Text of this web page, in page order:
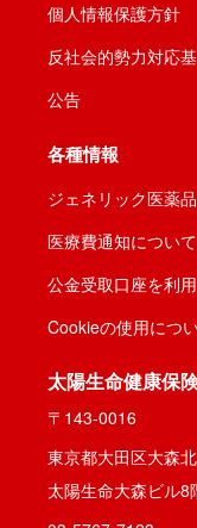
個人情報保護方針
反社会的勢力対応
公告
各種情報
ジェネリック医薬品
医療費通知について
公金受取口座を利
Cookieの使用につ
太陽生命健康保
〒143-0016
東京都大田区大森
太陽生命大森ビル8